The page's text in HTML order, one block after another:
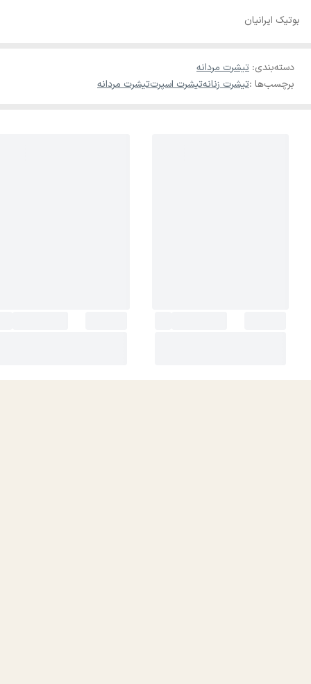
بوتیک ایرانیان
دسته‌بندی: تیشرت مردانه
برچسب‌ها :تیشرت زنانهتیشرت اسپرتتیشرت مردانه